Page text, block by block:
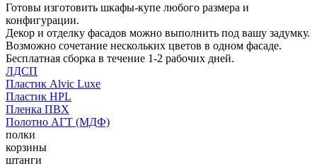
Готовы изготовить шкафы-купе любого размера и
конфигурации.
Декор и отделку фасадов можно выполнить под вашу задумку.
Возможно сочетание нескольких цветов в одном фасаде.
Бесплатная сборка в течение 1-2 рабочих дней.
ЛДСП
Пластик Alvic Luxe
Пластик HPL
Пленка ПВХ
Полотно АГТ (МДФ)
полки
корзины
штанги